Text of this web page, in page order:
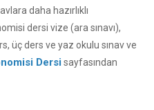
daha hazırlıklı
dersi vize (ara sınavı),
üç ders ve yaz okulu sınav ve
Dersisayfasından